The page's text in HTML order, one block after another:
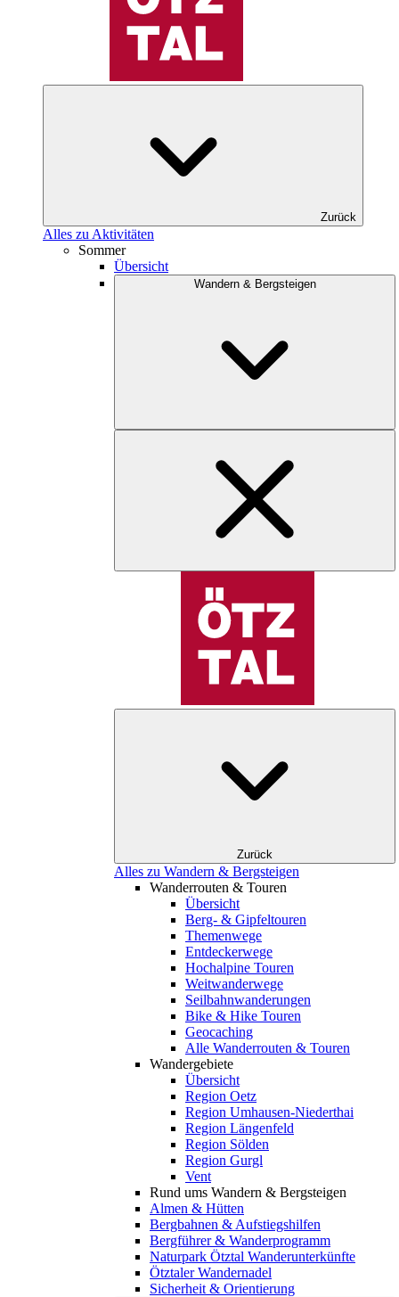
Zurück
Alles zu Aktivitäten
Sommer
Übersicht
Wandern & Bergsteigen
Zurück
Alles zu Wandern & Bergsteigen
Wanderrouten & Touren
Übersicht
Berg- & Gipfeltouren
Themenwege
Entdeckerwege
Hochalpine Touren
Weitwanderwege
Seilbahnwanderungen
Bike & Hike Touren
Geocaching
Alle Wanderrouten & Touren
Wandergebiete
Übersicht
Region Oetz
Region Umhausen-Niederthai
Region Längenfeld
Region Sölden
Region Gurgl
Vent
Rund ums Wandern & Bergsteigen
Almen & Hütten
Bergbahnen & Aufstiegshilfen
Bergführer & Wanderprogramm
Naturpark Ötztal Wanderunterkünfte
Ötztaler Wandernadel
Sicherheit & Orientierung